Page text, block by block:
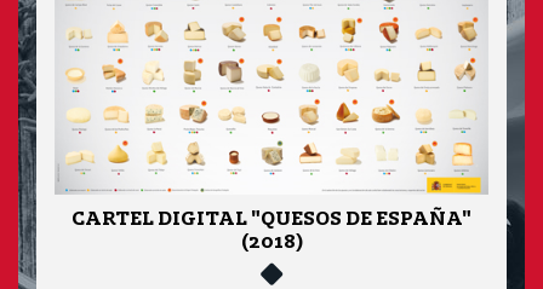
CARTEL DIGITAL "QUESOS DE ESPAÑA"
(2018)